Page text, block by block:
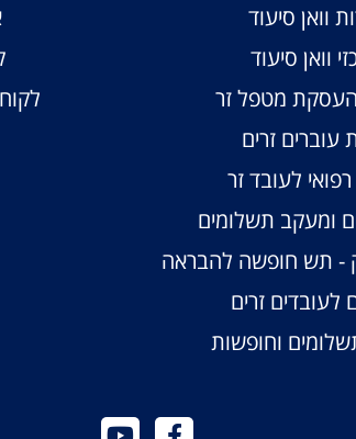
וואן סיעוד
וואן סיעוד
מטפל זר
עוברים זרים
לעובד זר
ומעקב תשלומים
- תש חופשה להבראה
לעובדים זרים
וחופשות